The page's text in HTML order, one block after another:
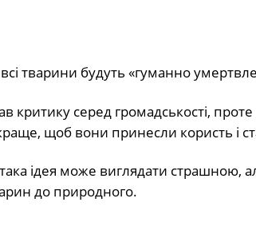
тварини будуть «гуманно
критику серед громадськості,
щоб вони принесли користь і
ідея може виглядати страшною,
до природного.